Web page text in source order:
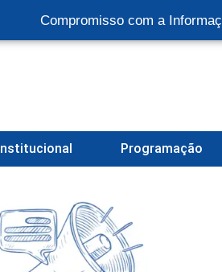
Compromisso com a
Institucional Programação